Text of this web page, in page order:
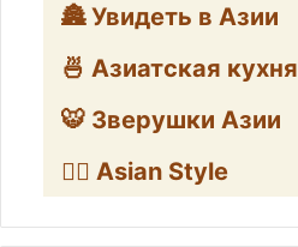
🏯 Увидеть в Азии
🍜 Азиатская кухня
🐯 Зверушки Азии
🧛‍♂️ Asian Style